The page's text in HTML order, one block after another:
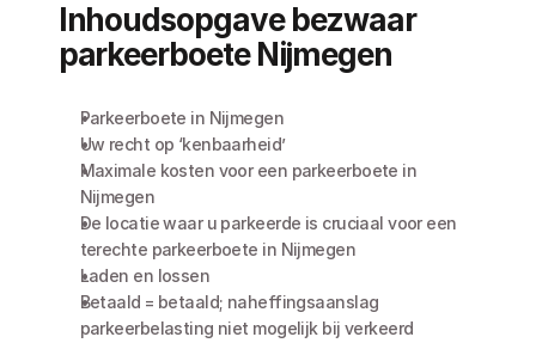
Inhoudsopgave bezwaar
parkeerboete Nijmegen
Parkeerboete in Nijmegen
Uw recht op ‘kenbaarheid’
Maximale kosten voor een parkeerboete in
Nijmegen
De locatie waar u parkeerde is cruciaal voor een
terechte parkeerboete in Nijmegen
Laden en lossen
Betaald = betaald; naheffingsaanslag
parkeerbelasting niet mogelijk bij verkeerd